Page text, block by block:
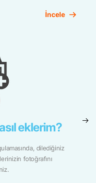
İncele
eklerim?
dilediğiniz
fotoğrafını